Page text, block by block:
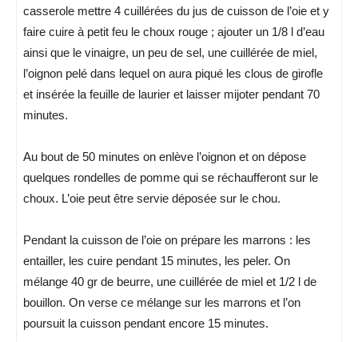
casserole mettre 4 cuillérées du jus de cuisson de l’oie et y
faire cuire à petit feu le choux rouge ; ajouter un 1/8 l d’eau
ainsi que le vinaigre, un peu de sel, une cuillérée de miel,
l’oignon pelé dans lequel on aura piqué les clous de girofle
et insérée la feuille de laurier et laisser mijoter pendant 70
minutes.
Au bout de 50 minutes on enlève l’oignon et on dépose
quelques rondelles de pomme qui se réchaufferont sur le
choux. L’oie peut être servie déposée sur le chou.
Pendant la cuisson de l’oie on prépare les marrons : les
entailler, les cuire pendant 15 minutes, les peler. On
mélange 40 gr de beurre, une cuillérée de miel et 1/2 l de
bouillon. On verse ce mélange sur les marrons et l’on
poursuit la cuisson pendant encore 15 minutes.